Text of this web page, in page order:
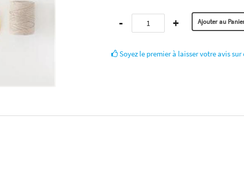
- +
Soyez le premier à laisser votre avis